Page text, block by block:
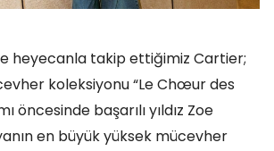
heyecanla takip ettiğimiz Cartier;
koleksiyonu “Le Chœur des
öncesinde başarılı yıldız Zoe
en büyük yüksek mücevher